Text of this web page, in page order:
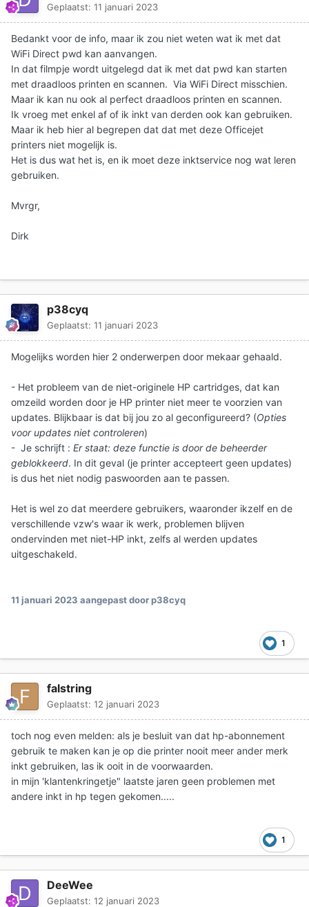
Geplaatst: 11 januari 2023
Bedankt voor de info, maar ik zou niet weten wat ik met dat
WiFi Direct pwd kan aanvangen.
In dat filmpje wordt uitgelegd dat ik met dat pwd kan starten
met draadloos printen en scannen. Via WiFi Direct misschien.
Maar ik kan nu ook al perfect draadloos printen en scannen.
Ik vroeg met enkel af of ik inkt van derden ook kan gebruiken.
Maar ik heb hier al begrepen dat dat met deze Officejet
printers niet mogelijk is.
Het is dus wat het is, en ik moet deze inktservice nog wat leren
gebruiken.
Mvrgr,
Dirk
p38cyq
Geplaatst: 11 januari 2023
Mogelijks worden hier 2 onderwerpen door mekaar gehaald.
- Het probleem van de niet-originele HP cartridges, dat kan
omzeild worden door je HP printer niet meer te voorzien van
updates. Blijkbaar is dat bij jou zo al geconfigureerd? (Opties
voor updates niet controleren)
- Je schrijft : Er staat: deze functie is door de beheerder
geblokkeerd. In dit geval (je printer accepteert geen updates)
is dus het niet nodig paswoorden aan te passen.
Het is wel zo dat meerdere gebruikers, waaronder ikzelf en de
verschillende vzw's waar ik werk, problemen blijven
ondervinden met niet-HP inkt, zelfs al werden updates
uitgeschakeld.
11 januari 2023 aangepast door p38cyq
1
falstring
Geplaatst: 12 januari 2023
toch nog even melden: als je besluit van dat hp-abonnement
gebruik te maken kan je op die printer nooit meer ander merk
inkt gebruiken, las ik ooit in de voorwaarden.
in mijn 'klantenkringetje" laatste jaren geen problemen met
andere inkt in hp tegen gekomen.....
1
DeeWee
Geplaatst: 12 januari 2023